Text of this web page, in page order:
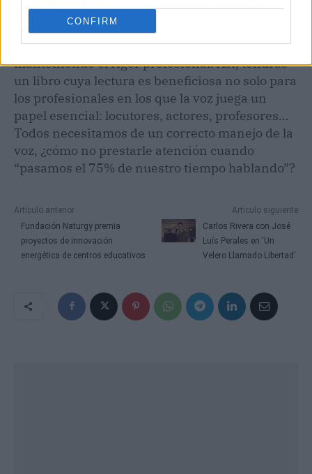
CONFIRM
En su libro encontrarás consejos, ejemplos,
pautas, ejercicios autoevaluaciones... Escrito
con un lenguaje sencillo para cualquier lector y
manteniendo el rigor profesional. Así, tendrás
un libro cuya lectura es beneficiosa no solo para
los profesionales en los que la voz juega un
papel esencial: locutores, actores, profesores…
Todos necesitamos de un correcto manejo de la
voz, ¿cómo no prestarle atención cuando
“pasamos el 75% de nuestro tiempo hablando”?
Artículo anterior
Fundación Naturgy premia
proyectos de innovación
energética de centros educativos
Artículo siguiente
Carlos Rivera con José
Luís Perales en 'Un
Velero Llamado Libertad'